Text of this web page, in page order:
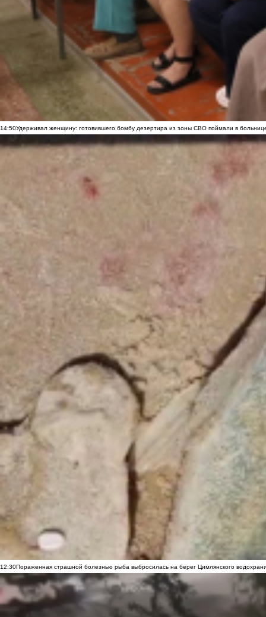
14:50Удерживал женщину: готовившего бомбу дезертира из зоны СВО поймали в
12:30Пораженная страшной болезнью рыба выбросилась на берег Цимлянского